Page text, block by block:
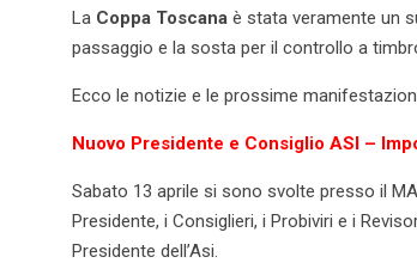
La Coppa Toscana è stata veramente un
passaggio e la sosta per il controllo a
Ecco le notizie e le prossime
Nuovo Presidente e Consiglio ASI –
Sabato 13 aprile si sono svolte presso il
Presidente, i Consiglieri, i Probiviri e i
Presidente dell’Asi.